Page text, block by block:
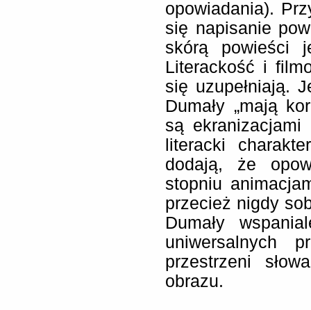
opowiadania).
się napisanie
skórą powieści
Literackość i
się uzupełniają.
Dumały „mają
są ekranizacjami
literacki
dodają, że
stopniu
przecież nigdy
Dumały
uniwersalnych
przestrzeni
obrazu.